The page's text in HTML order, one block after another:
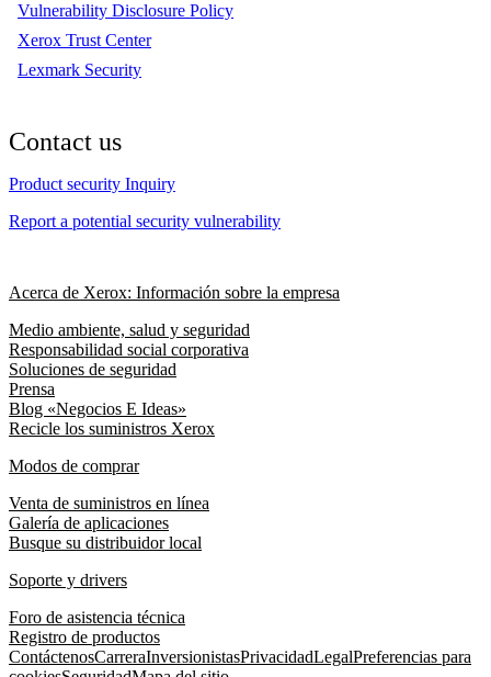
Vulnerability Disclosure Policy
Xerox Trust Center
Lexmark Security
Contact us
Product security Inquiry
Report a potential security vulnerability
Acerca de Xerox: Información sobre la empresa
Medio ambiente, salud y seguridad
Responsabilidad social corporativa
Soluciones de seguridad
Prensa
Blog «Negocios E Ideas»
Recicle los suministros Xerox
Modos de comprar
Venta de suministros en línea
Galería de aplicaciones
Busque su distribuidor local
Soporte y drivers
Foro de asistencia técnica
Registro de productos
ContáctenosCarreraInversionistasPrivacidadLegalPreferencias para